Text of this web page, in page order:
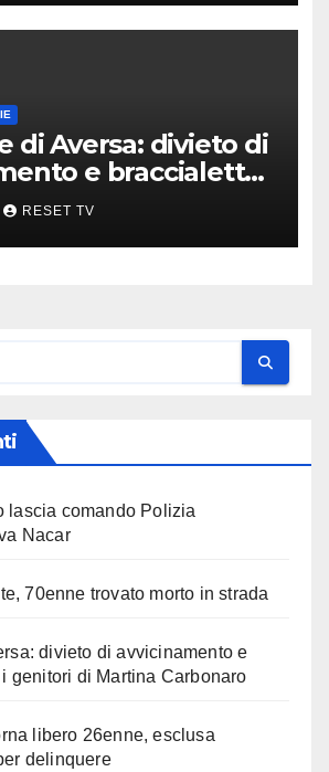
di Aversa: divieto di
e braccialetto
di Martina
RESET TV
lascia comando Polizia
Nacar
70enne trovato morto in strada
divieto di avvicinamento e
genitori di Martina Carbonaro
libero 26enne, esclusa
delinquere